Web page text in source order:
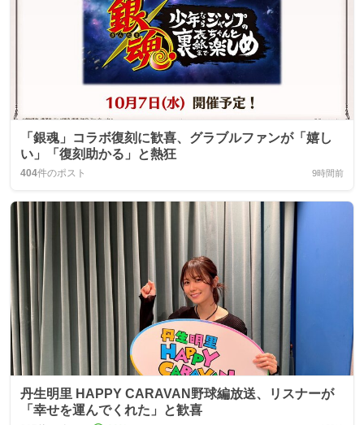
「銀魂」コラボ復刻に歓喜、グラブルファンが「嬉し
い」「復刻助かる」と熱狂
404件のポスト 9時間前
丹生明里 HAPPY CARAVAN野球編放送、リスナーが
「幸せを運んでくれた」と歓喜